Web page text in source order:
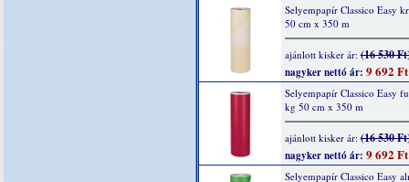
Selyempapír Classico Easy
50 cm x 350 m
ajánlott kisker ár:(16 530
nagyker nettó ár: 9 692 Ft
Selyempapír Classico Easy
kg 50 cm x 350 m
ajánlott kisker ár:(16 530
nagyker nettó ár: 9 692 Ft
Selyempapír Classico Easy